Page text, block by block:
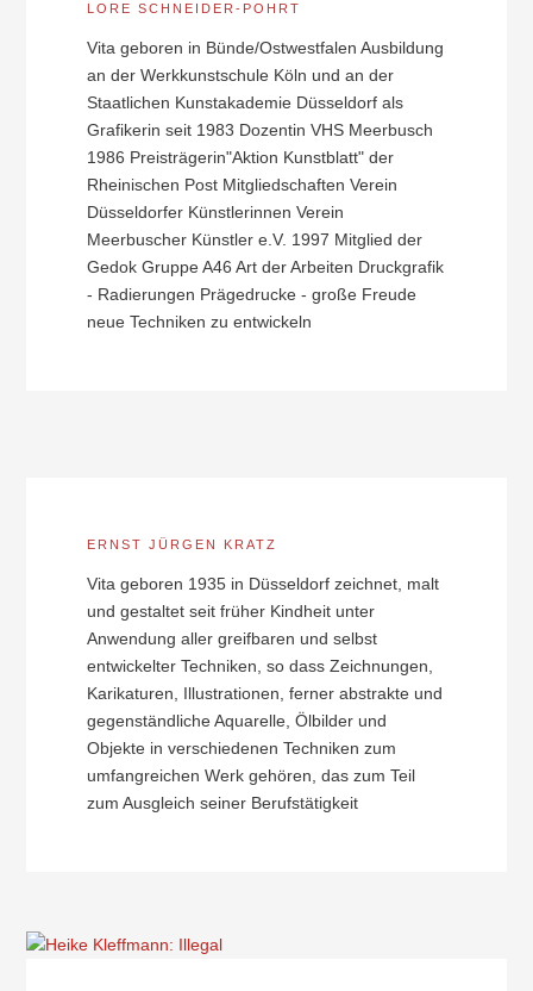
LORE SCHNEIDER-POHRT
Vita geboren in Bünde/Ostwestfalen Ausbildung
an der Werkkunstschule Köln und an der
Staatlichen Kunstakademie Düsseldorf als
Grafikerin seit 1983 Dozentin VHS Meerbusch
1986 Preisträgerin"Aktion Kunstblatt" der
Rheinischen Post Mitgliedschaften Verein
Düsseldorfer Künstlerinnen Verein
Meerbuscher Künstler e.V. 1997 Mitglied der
Gedok Gruppe A46 Art der Arbeiten Druckgrafik
- Radierungen Prägedrucke - große Freude
neue Techniken zu entwickeln
ERNST JÜRGEN KRATZ
Vita geboren 1935 in Düsseldorf zeichnet, malt
und gestaltet seit früher Kindheit unter
Anwendung aller greifbaren und selbst
entwickelter Techniken, so dass Zeichnungen,
Karikaturen, Illustrationen, ferner abstrakte und
gegenständliche Aquarelle, Ölbilder und
Objekte in verschiedenen Techniken zum
umfangreichen Werk gehören, das zum Teil
zum Ausgleich seiner Berufstätigkeit